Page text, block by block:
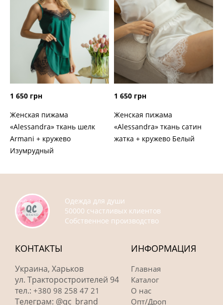
1 650 грн
Женская пижама
«Alessandra» ткань шелк
Armani + кружево
Изумрудный
1 650 грн
Женская пижама
«Alessandra» ткань сатин
жатка + кружево Белый
Одежда для души
50000 счастливых клиентов
Собственное производство
КОНТАКТЫ
Украина, Харьков
ул. Тракторостроителей 94
тел.: +380 98 258 47 21
Телеграм: @qc_brand
ИНФОРМАЦИЯ
Главная
Каталог
О нас
Опт/Дроп